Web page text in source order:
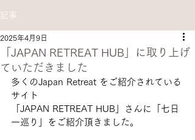
記事
「JAPAN RETREAT HUB」に取り上げ
ていただきました
2025年4月9日
多くのJapan Retreat をご紹介されている
サイト
「JAPAN RETREAT HUB」さんに「七日
一巡り」をご紹介頂きました。